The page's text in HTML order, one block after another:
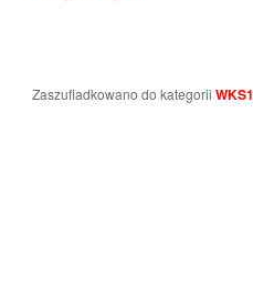
Zaszufladkowano do kategorii